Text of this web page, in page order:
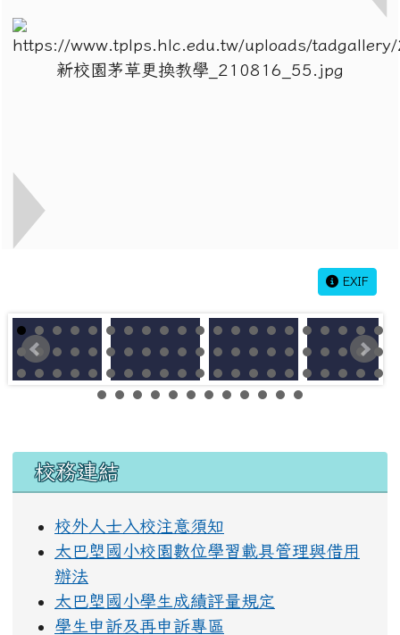
EXIF
左邊區域內容
校務連結
校外人士入校注意須知
太巴塱國小校園數位學習載具管理與借用
辦法
太巴塱國小學生成績評量規定
學生申訴及再申訴專區